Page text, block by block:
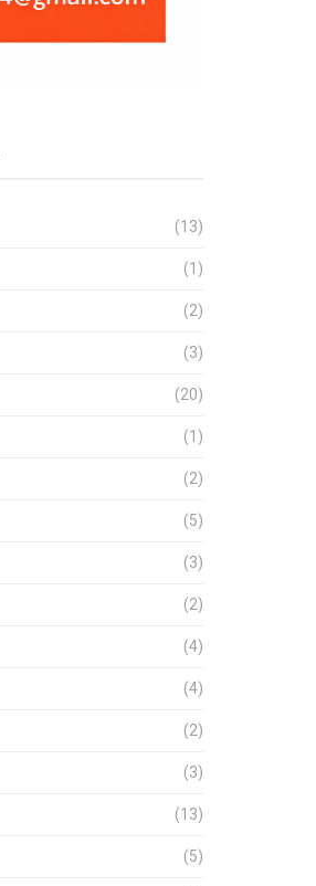
(13)
(1)
(2)
(3)
(20)
(1)
(2)
(5)
(3)
(2)
(4)
(4)
(2)
(3)
(13)
(5)